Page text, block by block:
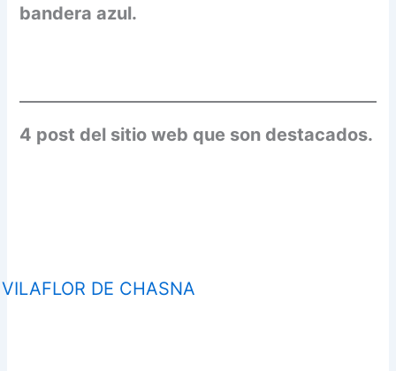
bandera azul.
4 post del sitio web que son destacados.
VILAFLOR DE CHASNA